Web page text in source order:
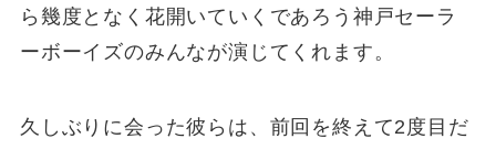
ら幾度となく花開いていくであろう神戸セーラ
ーボーイズのみんなが演じてくれます。
久しぶりに会った彼らは、前回を終えて2度目だ